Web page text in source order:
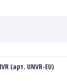
(арт. UNVR-EU)